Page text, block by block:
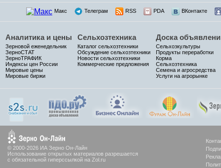
Макс Телеграм RSS PDA ВКонтакте
Аналитика и цены
Зерновой еженедельник
ЗерноСТАТ
ЗерноТРАФИК
Индексы цен России
Мировые цены
Мировые биржи
Сельхозтехника
Каталог сельхозтехники
Обсуждение сельхозтехники
Новости сельхозтехники
Коммерческие предложения
Доска
Сельхозкультуры
Продукты переработки
Корма
Сельхозтехника
Семена и агросредства
Услуги на агрорынке
© 2000-2026 ИА Зерно Он-Лайн
Использование открытых материалов разрешается
с обязательной гиперссылкой на Zol.ru